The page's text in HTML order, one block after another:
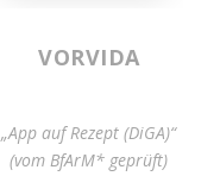
VORVIDA
„App auf Rezept (DiGA)“
(vom BfArM* geprüft)